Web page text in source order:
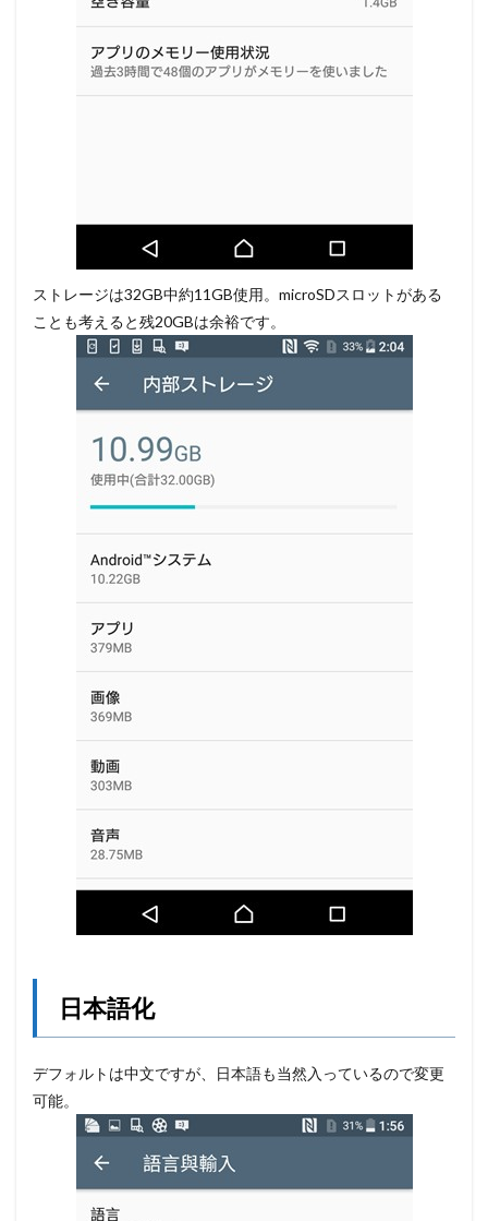
ストレージは32GB中約11GB使用。microSDスロットがある
ことも考えると残20GBは余裕です。
日本語化
デフォルトは中文ですが、日本語も当然入っているので変更
可能。